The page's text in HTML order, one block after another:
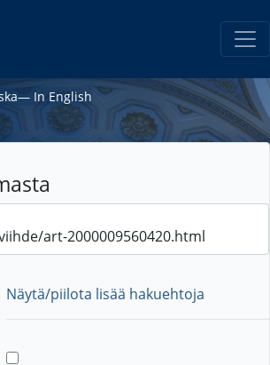
― In English
Näytä/piilota lisää hakuehtoja